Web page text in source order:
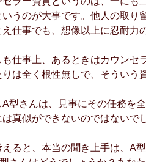
いうのが大事です。他人の取り
え仕事でも、想像以上に忍耐力
も仕事上、あるときはカウンセ
は全く根性無しで、そういう
A型さんは、見事にその任務を
真似ができないのではないで
えると、本当の聞き上手は、A